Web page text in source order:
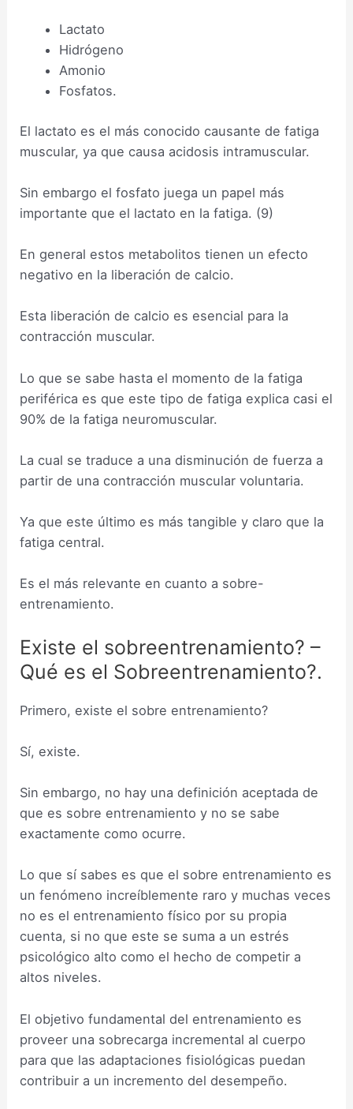
Lactato
Hidrógeno
Amonio
Fosfatos.
El lactato es el más conocido causante de fatiga
muscular, ya que causa acidosis intramuscular.
Sin embargo el fosfato juega un papel más
importante que el lactato en la fatiga. (9)
En general estos metabolitos tienen un efecto
negativo en la liberación de calcio.
Esta liberación de calcio es esencial para la
contracción muscular.
Lo que se sabe hasta el momento de la fatiga
periférica es que este tipo de fatiga explica casi el
90% de la fatiga neuromuscular.
La cual se traduce a una disminución de fuerza a
partir de una contracción muscular voluntaria.
Ya que este último es más tangible y claro que la
fatiga central.
Es el más relevante en cuanto a sobre-
entrenamiento.
Existe el sobreentrenamiento? –
Qué es el Sobreentrenamiento?.
Primero, existe el sobre entrenamiento?
Sí, existe.
Sin embargo, no hay una definición aceptada de
que es sobre entrenamiento y no se sabe
exactamente como ocurre.
Lo que sí sabes es que el sobre entrenamiento es
un fenómeno increíblemente raro y muchas veces
no es el entrenamiento físico por su propia
cuenta, si no que este se suma a un estrés
psicológico alto como el hecho de competir a
altos niveles.
El objetivo fundamental del entrenamiento es
proveer una sobrecarga incremental al cuerpo
para que las adaptaciones fisiológicas puedan
contribuir a un incremento del desempeño.